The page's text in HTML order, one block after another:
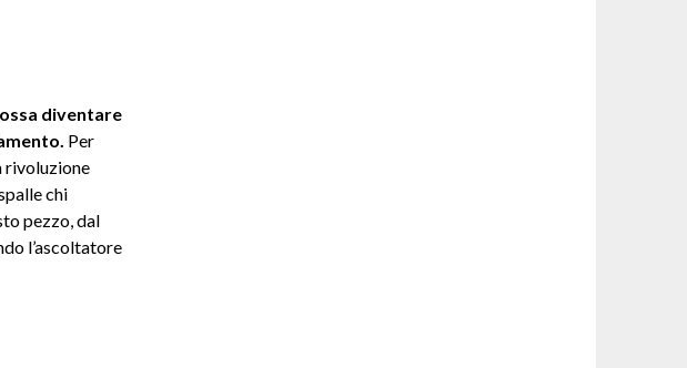
diventare
Per
rivoluzione
chi
pezzo, dal
l’ascoltatore